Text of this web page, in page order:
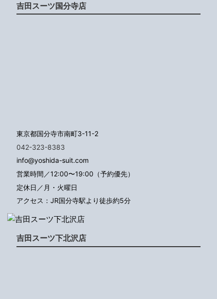
吉田スーツ国分寺店
東京都国分寺市南町3-11-2
042-323-8383
info@yoshida-suit.com
営業時間／12:00〜19:00（予約優先）
定休日／月・火曜日
アクセス：JR国分寺駅より徒歩約5分
吉田スーツ下北沢店